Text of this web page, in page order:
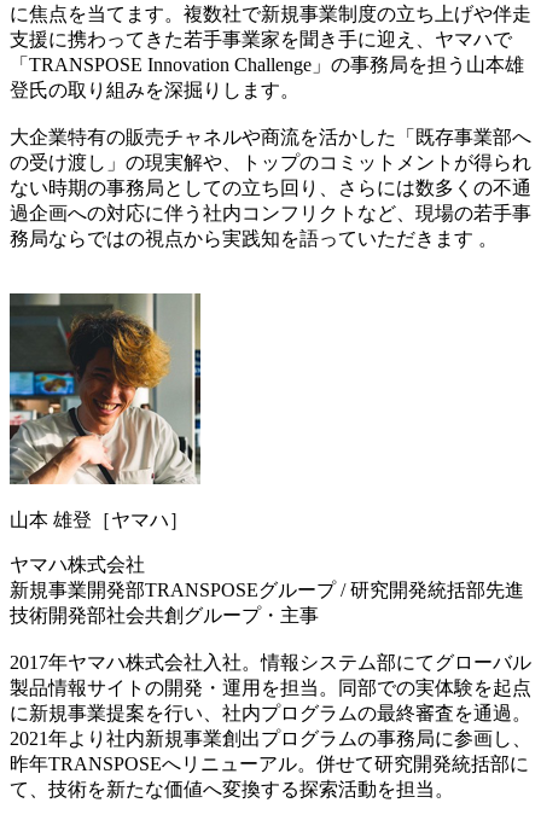
に焦点を当てます。複数社で新規事業制度の立ち上げや伴走
支援に携わってきた若手事業家を聞き手に迎え、ヤマハで
「TRANSPOSE Innovation Challenge」の事務局を担う山本雄
登氏の取り組みを深掘りします。
大企業特有の販売チャネルや商流を活かした「既存事業部へ
の受け渡し」の現実解や、トップのコミットメントが得られ
ない時期の事務局としての立ち回り、さらには数多くの不通
過企画への対応に伴う社内コンフリクトなど、現場の若手事
務局ならではの視点から実践知を語っていただきます 。
山本 雄登［ヤマハ］
ヤマハ株式会社
新規事業開発部TRANSPOSEグループ / 研究開発統括部先進
技術開発部社会共創グループ・主事
2017年ヤマハ株式会社入社。情報システム部にてグローバル
製品情報サイトの開発・運用を担当。同部での実体験を起点
に新規事業提案を行い、社内プログラムの最終審査を通過。
2021年より社内新規事業創出プログラムの事務局に参画し、
昨年TRANSPOSEへリニューアル。併せて研究開発統括部に
て、技術を新たな価値へ変換する探索活動を担当。